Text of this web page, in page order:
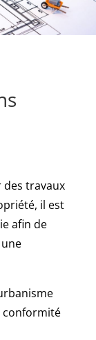
des travaux
il est
afin de
conformité